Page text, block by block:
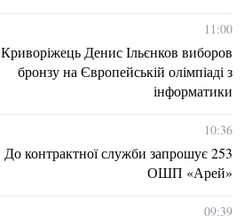
11:00
Криворіжець Денис Ільєнков виборов
бронзу на Європейській олімпіаді з
інформатики
10:36
До контрактної служби запрошує 253
ОШП «Арей»
09:39